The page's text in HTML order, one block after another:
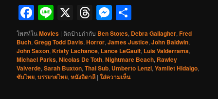
Facebook
Line
X Threads
Messenger
โพสท์ในMovies | ติดป้ายกำกับ Ben Stotes, Debra Gallagher,Fred
Buch,Gregg Todd Davis,Horror,James Justice,John Baldwin,
John Saxon,Kristy Lachance, Lance LeGault, Luis Valderrama,
Michael Parks,Nicolas De Toth,Nightmare Beach, Rawley
Valverde,Sarah Buxton,Thai Sub, Umberto Lenzi,Yamilet Hidalgo,
ซับไทย,บรรยายไทย,หนังอิตาลี |ใส่ความเห็น